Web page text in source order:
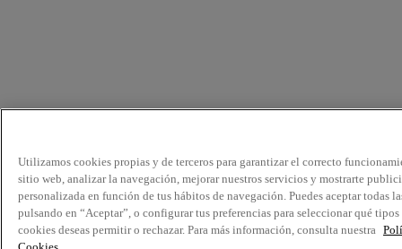
Utilizamos cookies propias y de terceros para garantizar el correcto
sitio web, analizar la navegación, mejorar nuestros servicios y mostrarte
personalizada en función de tus hábitos de navegación. Puedes aceptar todas
pulsando en “Aceptar”, o configurar tus preferencias para seleccionar qué tipos
cookies deseas permitir o rechazar. Para más información, consulta nuestra